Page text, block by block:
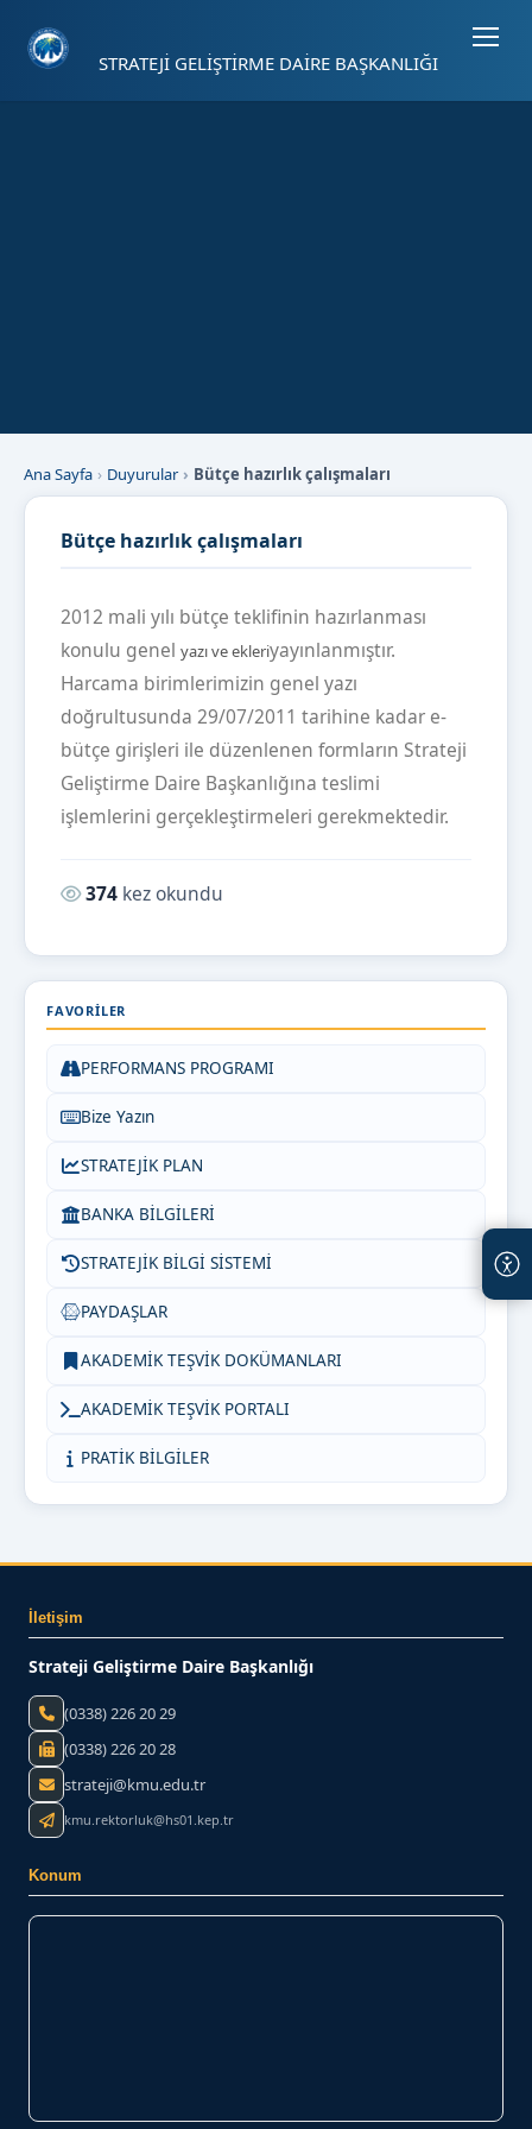
STRATEJİ GELİŞTİRME DAİRE BAŞKANLIĞI
Ana Sayfa Duyurular Bütçe hazırlık çalışmaları
Bütçe hazırlık çalışmaları
2012 mali yılı bütçe teklifinin hazırlanması
konulu genel yazı ve ekleriyayınlanmıştır.
Harcama birimlerimizin genel yazı
doğrultusunda 29/07/2011 tarihine kadar e-
bütçe girişleri ile düzenlenen formların Strateji
Geliştirme Daire Başkanlığına teslimi
işlemlerini gerçekleştirmeleri gerekmektedir.
Okunma sayısı:
374 kez okundu
FAVORILER
PERFORMANS PROGRAMI
Bize Yazın
STRATEJİK PLAN
BANKA BİLGİLERİ
STRATEJİK BİLGİ SİSTEMİ
PAYDAŞLAR
AKADEMİK TEŞVİK DOKÜMANLARI
AKADEMİK TEŞVİK PORTALI
PRATİK BİLGİLER
İletişim
Strateji Geliştirme Daire Başkanlığı
(0338) 226 20 29
(0338) 226 20 28
strateji@kmu.edu.tr
kmu.rektorluk@hs01.kep.tr
Konum